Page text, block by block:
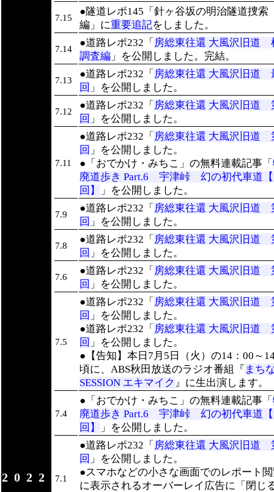
2022
7.15
●隧道レポ145「針ヶ谷坂の明治隧道捜
編」に重要追記をしました。
7.14
●道路レポ232「 房総東往還 大風沢旧道
調査編 」を公開しました。完結。
7.13
●道路レポ232「 房総東往還 大風沢旧道
回 」を公開しました。
7.12
●道路レポ232「 房総東往還 大風沢旧道
回 」を公開しました。
7.11
●道路レポ232「 房総東往還 大風沢旧道
回 」を公開しました。
●「おでかけ・みちこ」の無料連載記事「
廃道歩き Part.6 宇津峠 幻の初代車道
回】
」を公開しました。
7.9
●道路レポ232「 房総東往還 大風沢旧道
回 」を公開しました。
7.8
●道路レポ232「 房総東往還 大風沢旧道
回 」を公開しました。
7.6
●道路レポ232「 房総東往還 大風沢旧道
回 」を公開しました。
7.5
●道路レポ232「 房総東往還 大風沢旧道
回 」を公開しました。
●道路レポ232「 房総東往還 大風沢旧道
回 」を公開しました。
●【告知】本日7月5日（火）の14：00～
頃に、ABS秋田放送のラジオ番組『 まち
SESSION エキマイク 』に生出演します。
7.4
●「おでかけ・みちこ」の無料連載記事「
廃道歩き Part.6 宇津峠 幻の初代車道
回】
」を公開しました。
7.1
●道路レポ232「 房総東往還 大風沢旧道
回 」を公開しました。
●スマホなどの小さな画面でのレポート
に表示されるオーバーレイ広告に「閉じ